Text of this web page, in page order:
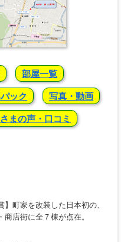
部屋一覧
ック 写真・動画
まの声・口コミ
町家を改装した日本初の、
店街に全７棟が点在。